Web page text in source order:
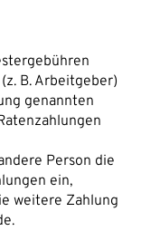
B. Arbeitgeber)
genannten
Person die
ein,
weitere Zahlung